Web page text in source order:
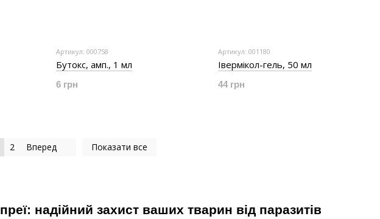
надійний захист ваших тварин від паразитів
Артикул: 000758
Бутокс, амп., 1 мл
6 грн
Артикул: 001180
Івермікол-гель, 50 мл
44 грн
2 Вперед Показати все